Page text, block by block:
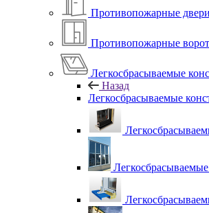
Противопожарные двери
Противопожарные
Легкосбрасываемые
Назад
Легкосбрасываемые